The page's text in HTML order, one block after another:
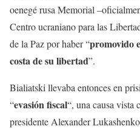
oenegé rusa Memorial
Centro ucraniano para las
de la Paz por haber “promovido
costa de su libertad”.
Bialiatski llevaba entonces en
“evasión fiscal“, una causa vista
presidente Alexander